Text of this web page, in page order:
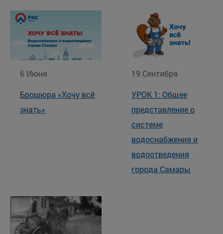
6 Июня
Брошюра «Хочу всё
знать»
19 Сентября
УРОК 1: Общее
представление о
системе
водоснабжения и
водоотведения
города Самары